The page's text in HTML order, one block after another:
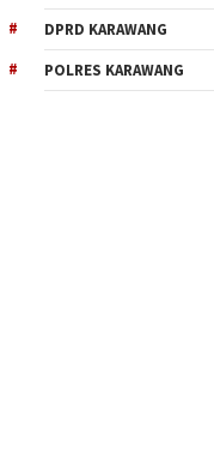
DPRD KARAWANG
POLRES KARAWANG